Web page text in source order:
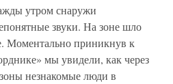
утром снаружи
звуки. На зоне шло
Моментально приникнув к
мы увидели, как через
незнакомые люди в